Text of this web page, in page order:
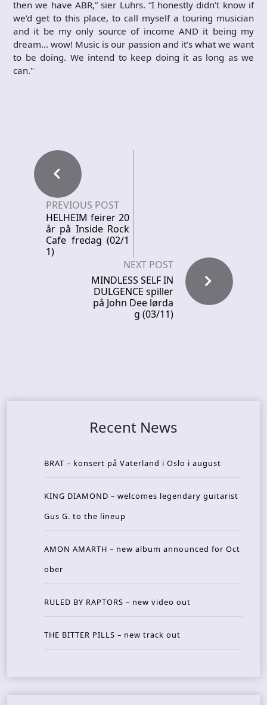
then we have ABR,” sier Luhrs. “I honestly didn’t know if
we’d get to this place, to call myself a touring musician
and it be my only source of income AND it being my
dream… wow! Music is our passion and it’s what we want
to be doing. We intend to keep doing it as long as we
can."
PREVIOUS POST
HELHEIM feirer 20
år på Inside Rock
Cafe fredag (02/1
1)
NEXT POST
MINDLESS SELF IN
DULGENCE spiller
på John Dee lørda
g (03/11)
Recent News
BRAT – konsert på Vaterland i Oslo i august
KING DIAMOND – welcomes legendary guitarist
Gus G. to the lineup
AMON AMARTH – new album announced for Oct
ober
RULED BY RAPTORS – new video out
THE BITTER PILLS – new track out